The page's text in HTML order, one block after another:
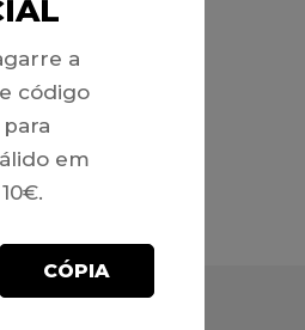
a
código
em
CÓPIA